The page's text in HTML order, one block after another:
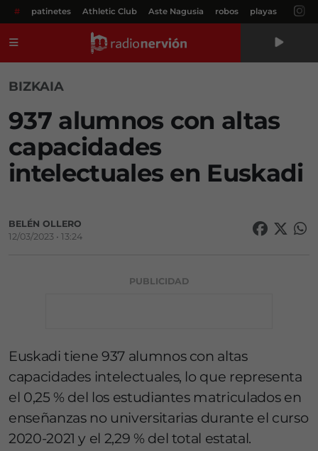
# patinetes Athletic Club Aste Nagusia robos playas
BIZKAIA
937 alumnos con altas
capacidades
intelectuales en Euskadi
BELÉN OLLERO
12/03/2023 • 13:24
PUBLICIDAD
Euskadi tiene 937 alumnos con altas
capacidades intelectuales, lo que representa
el 0,25 % del los estudiantes matriculados en
enseñanzas no universitarias durante el curso
2020-2021 y el 2,29 % del total estatal.